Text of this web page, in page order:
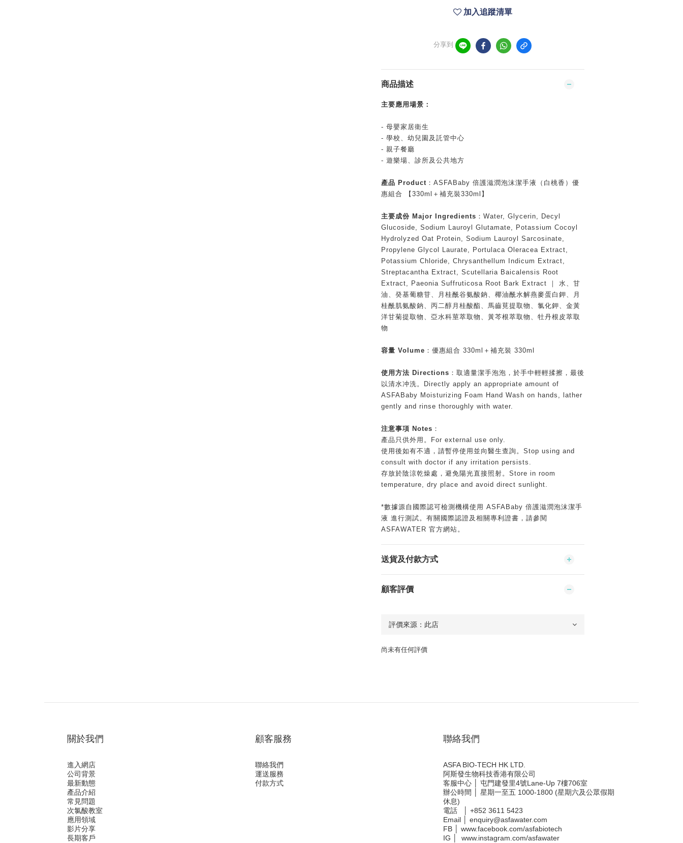
加入追蹤清單
分享到
商品描述
主要應用場景：
- 母嬰家居衛生
- 學校、幼兒園及託管中心
- 親子餐廳
- 遊樂場、診所及公共地方
產品 Product ：ASFABaby 倍護滋潤泡沫潔手液（白桃香）優
惠組合 【330ml＋補充裝330ml】
主要成份 Major Ingredients ：Water, Glycerin, Decyl
Glucoside, Sodium Lauroyl Glutamate, Potassium Cocoyl
Hydrolyzed Oat Protein, Sodium Lauroyl Sarcosinate,
Propylene Glycol Laurate, Portulaca Oleracea Extract,
Potassium Chloride, Chrysanthellum Indicum Extract,
Streptacantha Extract, Scutellaria Baicalensis Root
Extract, Paeonia Suffruticosa Root Bark Extract ｜ 水、甘
油、癸基葡糖苷、月桂酰谷氨酸鈉、椰油酰水解燕麥蛋白鉀、月
桂酰肌氨酸鈉、丙二醇月桂酸酯、馬齒莧提取物、氯化鉀、金黃
洋甘菊提取物、亞水科莖萃取物、黃芩根萃取物、牡丹根皮萃取
物
容量 Volume ：優惠組合 330ml＋補充裝 330ml
使用方法 Directions ：取適量潔手泡泡，於手中輕輕揉擦，最後
以清水冲洗。Directly apply an appropriate amount of
ASFABaby Moisturizing Foam Hand Wash on hands, lather
gently and rinse thoroughly with water.
注意事項 Notes ：
產品只供外用。For external use only.
使用後如有不適，請暫停使用並向醫生查詢。Stop using and
consult with doctor if any irritation persists.
存放於陰涼乾燥處，避免陽光直接照射。Store in room
temperature, dry place and avoid direct sunlight.
*數據源自國際認可檢測機構使用 ASFABaby 倍護滋潤泡沫潔手
液 進行測試。有關國際認證及相關專利證書，請參閱
ASFAWATER 官方網站。
送貨及付款方式
顧客評價
尚未有任何評價
關於我們
進入網店
公司背景
最新動態
產品介紹
常見問題
次氯酸教室
應用領域
影片分享
長期客戶
顧客服務
聯絡我們
運送服務
付款方式
聯絡我們
ASFA BIO-TECH HK LTD.
阿斯發生物科技香港有限公司
客服中心 │ 屯門建發里4號Lane-Up 7樓706室
辦公時間 │ 星期一至五 1000-1800 (星期六及公眾假期
休息)
電話 │ +852 3611 5423
Email │ enquiry@asfawater.com
FB │ www.facebook.com/asfabiotech
IG │ www.instagram.com/asfawater